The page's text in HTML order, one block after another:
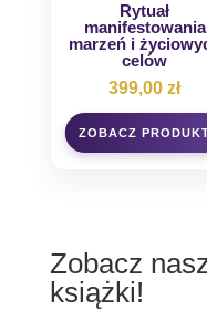
Rytuał
manifestowania
marzeń i
celów
399,00zł
Zobacz
książki!